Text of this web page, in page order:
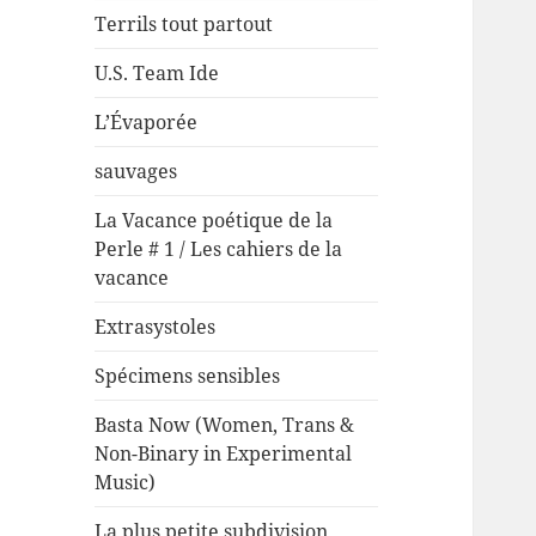
Terrils tout partout
U.S. Team Ide
L’Évaporée
sauvages
La Vacance poétique de la
Perle # 1 / Les cahiers de la
vacance
Extrasystoles
Spécimens sensibles
Basta Now (Women, Trans &
Non-Binary in Experimental
Music)